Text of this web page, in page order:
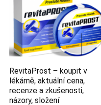
RevitaProst – koupit v
lékárně, aktuální cena,
recenze a zkušenosti,
názory, složení